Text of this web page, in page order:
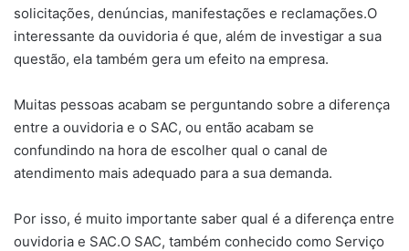
solicitações, denúncias, manifestações e reclamações.O
interessante da ouvidoria é que, além de investigar a sua
questão, ela também gera um efeito na empresa.
Muitas pessoas acabam se perguntando sobre a diferença
entre a ouvidoria e o SAC, ou então acabam se
confundindo na hora de escolher qual o canal de
atendimento mais adequado para a sua demanda.
Por isso, é muito importante saber qual é a diferença entre
ouvidoria e SAC.O SAC, também conhecido como Serviço